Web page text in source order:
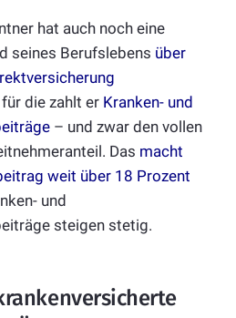
hat auch noch eine
seines Berufslebens über
die zahlt er Kranken- und
– und zwar den vollen
Das macht
weit über 18 Prozent
und
steigen stetig.